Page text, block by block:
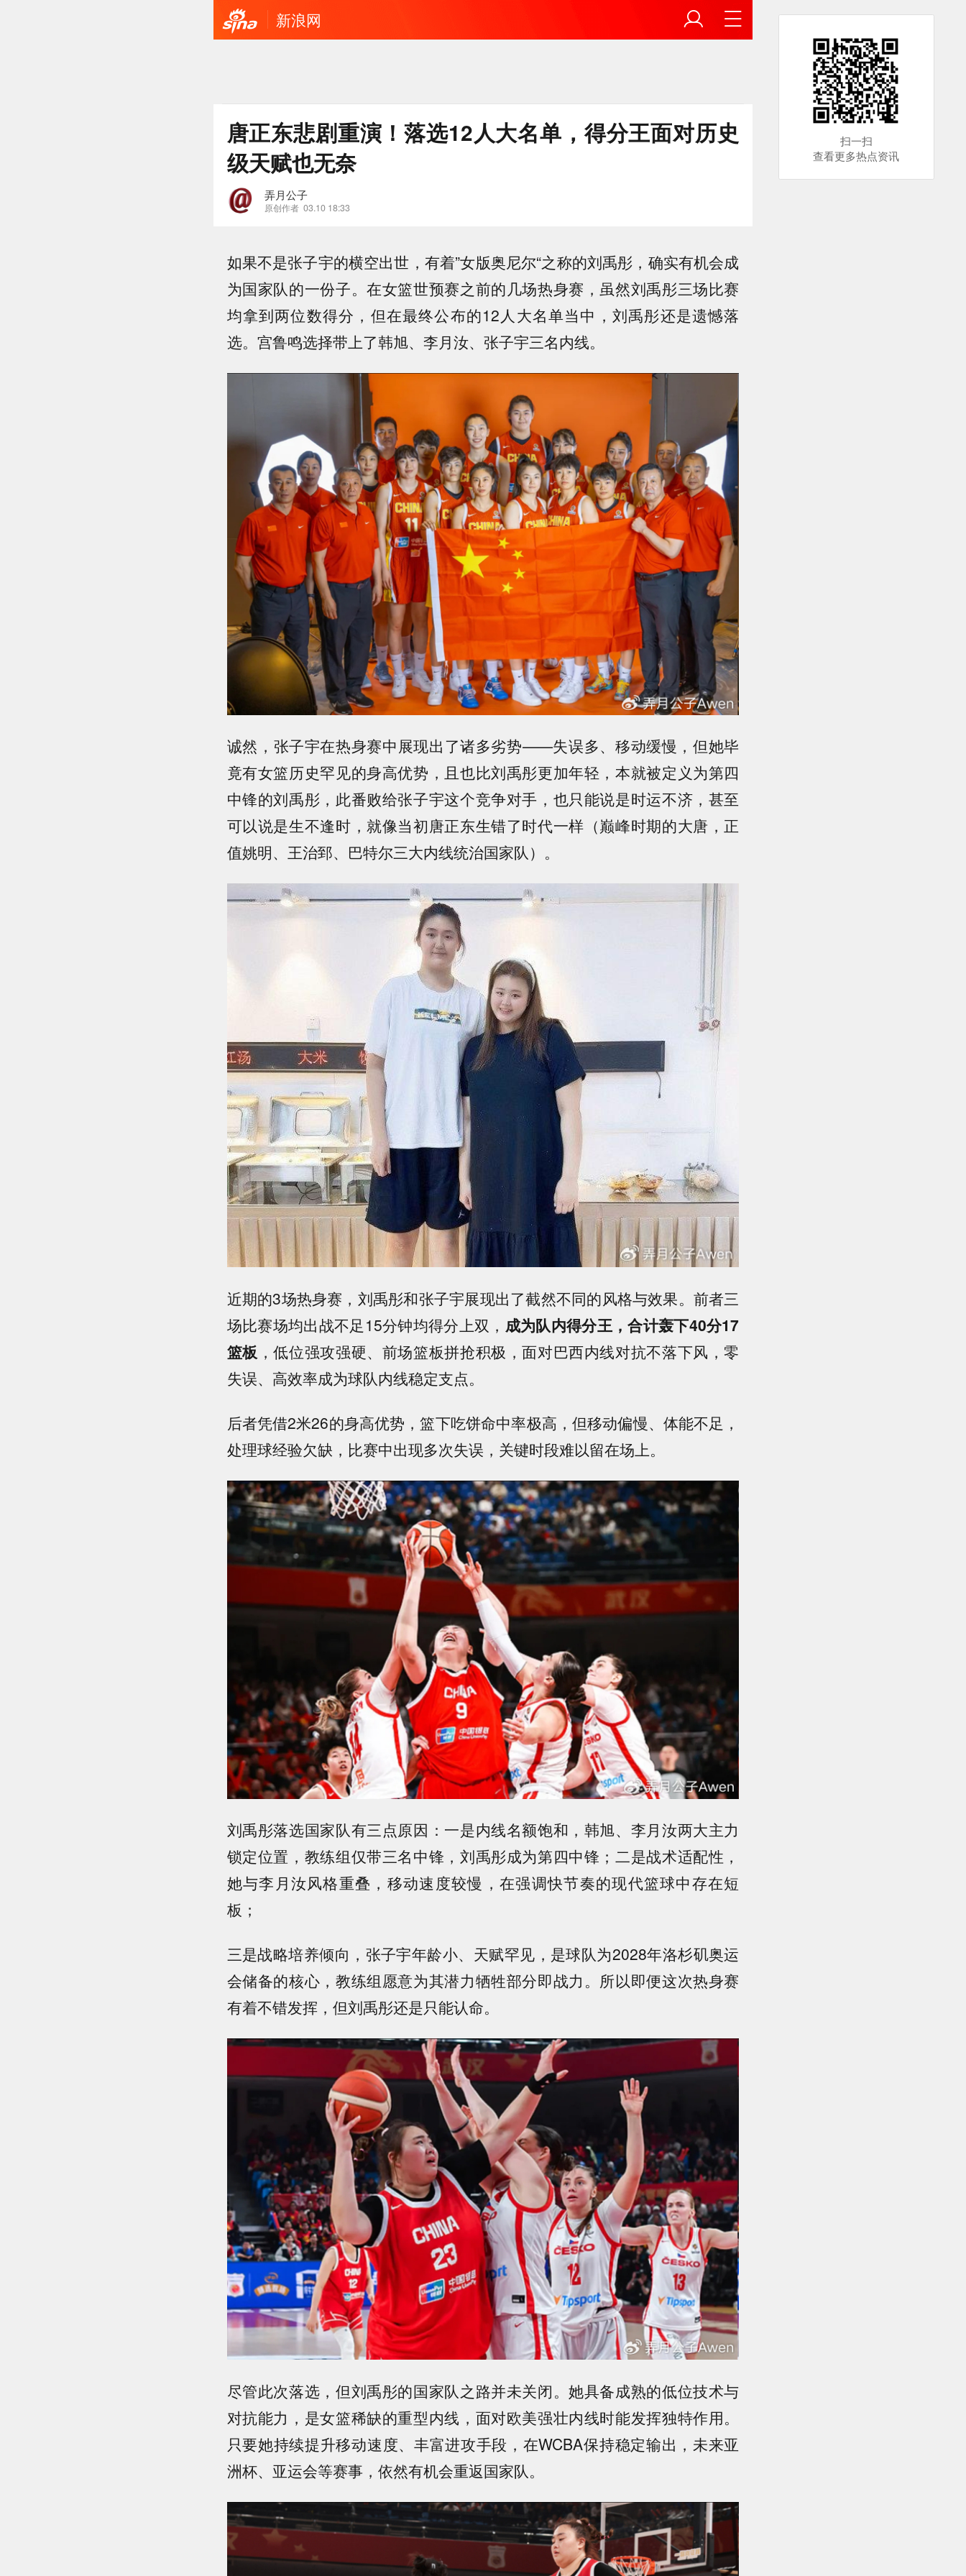
新浪网
唐正东悲剧重演！落选12人大名单，得分王面对历史
级天赋也无奈
弄月公子
原创作者 03.10 18:33
如果不是张子宇的横空出世，有着”女版奥尼尔“之称的刘禹彤，确实有机会成
为国家队的一份子。在女篮世预赛之前的几场热身赛，虽然刘禹彤三场比赛
均拿到两位数得分，但在最终公布的12人大名单当中，刘禹彤还是遗憾落
选。宫鲁鸣选择带上了韩旭、李月汝、张子宇三名内线。
诚然，张子宇在热身赛中展现出了诸多劣势——失误多、移动缓慢，但她毕
竟有女篮历史罕见的身高优势，且也比刘禹彤更加年轻，本就被定义为第四
中锋的刘禹彤，此番败给张子宇这个竞争对手，也只能说是时运不济，甚至
可以说是生不逢时，就像当初唐正东生错了时代一样（巅峰时期的大唐，正
值姚明、王治郅、巴特尔三大内线统治国家队）。
近期的3场热身赛，刘禹彤和张子宇展现出了截然不同的风格与效果。前者三
场比赛场均出战不足15分钟均得分上双， 成为队内得分王，合计轰下40分17
篮板 ，低位强攻强硬、前场篮板拼抢积极，面对巴西内线对抗不落下风，零
失误、高效率成为球队内线稳定支点。
后者凭借2米26的身高优势，篮下吃饼命中率极高，但移动偏慢、体能不足，
处理球经验欠缺，比赛中出现多次失误，关键时段难以留在场上。
刘禹彤落选国家队有三点原因：一是内线名额饱和，韩旭、李月汝两大主力
锁定位置，教练组仅带三名中锋，刘禹彤成为第四中锋；二是战术适配性，
她与李月汝风格重叠，移动速度较慢，在强调快节奏的现代篮球中存在短
板；
三是战略培养倾向，张子宇年龄小、天赋罕见，是球队为2028年洛杉矶奥运
会储备的核心，教练组愿意为其潜力牺牲部分即战力。所以即便这次热身赛
有着不错发挥，但刘禹彤还是只能认命。
尽管此次落选，但刘禹彤的国家队之路并未关闭。她具备成熟的低位技术与
对抗能力，是女篮稀缺的重型内线，面对欧美强壮内线时能发挥独特作用。
只要她持续提升移动速度、丰富进攻手段，在WCBA保持稳定输出，未来亚
洲杯、亚运会等赛事，依然有机会重返国家队。
扫一扫
查看更多热点资讯